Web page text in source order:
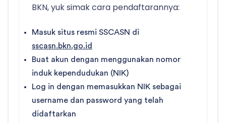
BKN, yuk simak cara pendaftarannya:
Masuk situs resmi SSCASN di
sscasn.bkn.go.id
Buat akun dengan menggunakan nomor
induk kependudukan (NIK)
Log in dengan memasukkan NIK sebagai
username dan password yang telah
didaftarkan